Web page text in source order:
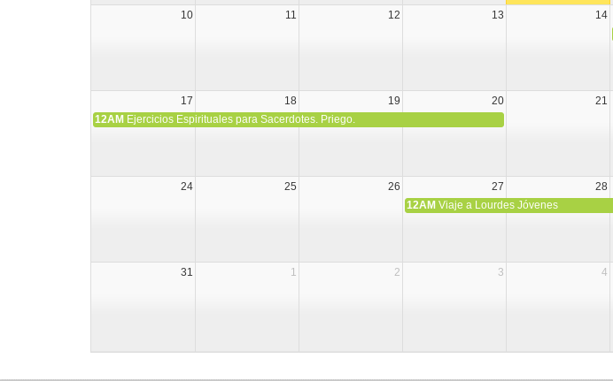
10 11 12 13 14
17 18 19 20 21
12AM Ejercicios Espirituales para Sacerdotes. Priego.
24 25 26 27 28
12AM Viaje a Lourdes Jóvenes
31 1 2 3 4